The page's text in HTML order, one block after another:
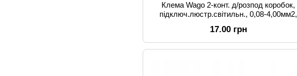
Клема Wago 2-конт. д/розпод коробок,
підключ.люстр.світильн., 0,08-4,00мм2,
17.00 грн